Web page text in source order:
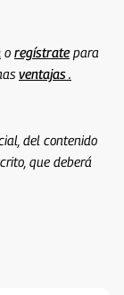
o regístratepara
ventajas .
del contenido
que deberá